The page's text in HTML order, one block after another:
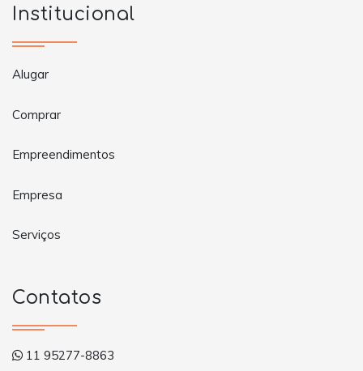
Institucional
Alugar
Comprar
Empreendimentos
Empresa
Serviços
Contatos
11 95277-8863